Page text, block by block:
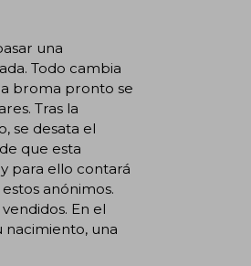
una
Todo cambia
broma pronto se
Tras la
se desata el
que esta
para ello contará
anónimos.
En el
nacimiento, una